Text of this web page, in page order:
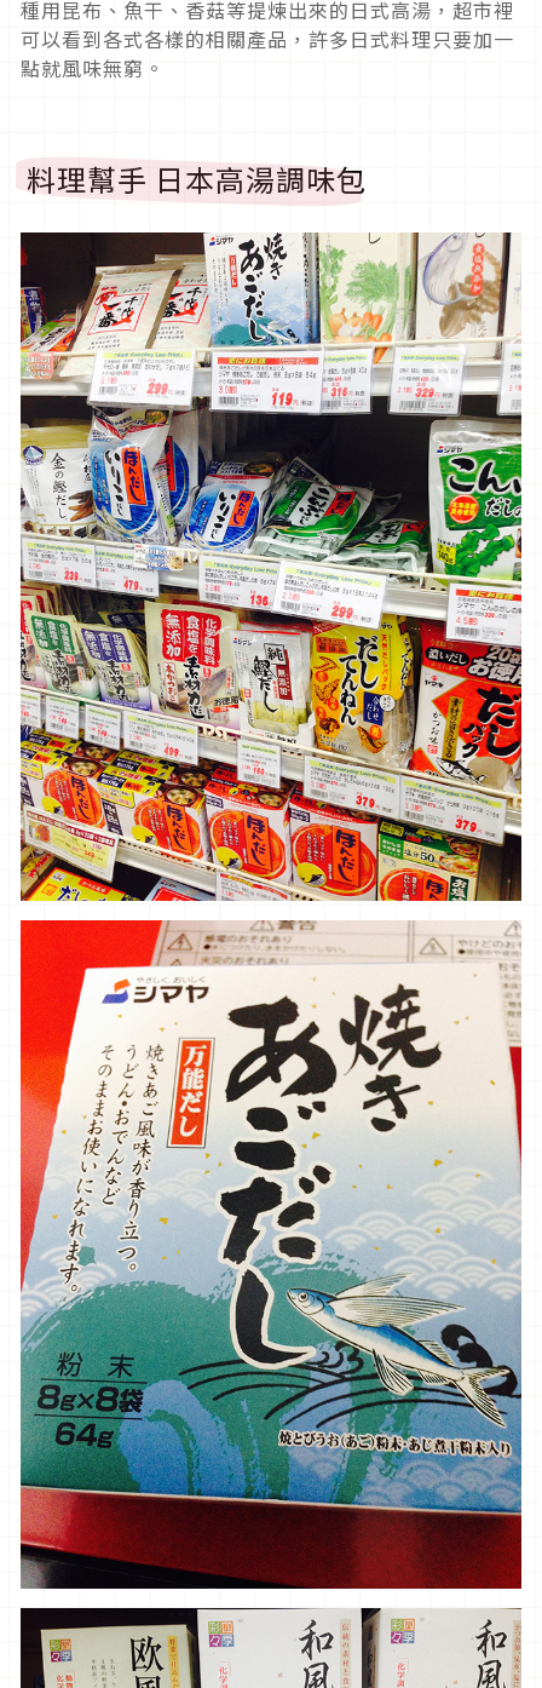
種用昆布、魚干、香菇等提煉出來的日式高湯，超市裡
可以看到各式各樣的相關產品，許多日式料理只要加一
點就風味無窮。
料理幫手 日本高湯調味包